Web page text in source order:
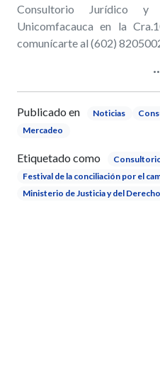
Consultorio Jurídico y
Unicomfacauca en la
comunícarte al (602)
Publicado en Noticias
Mercadeo
Etiquetado como
Festival de la conciliación por el
Ministerio de Justicia y del Derecho